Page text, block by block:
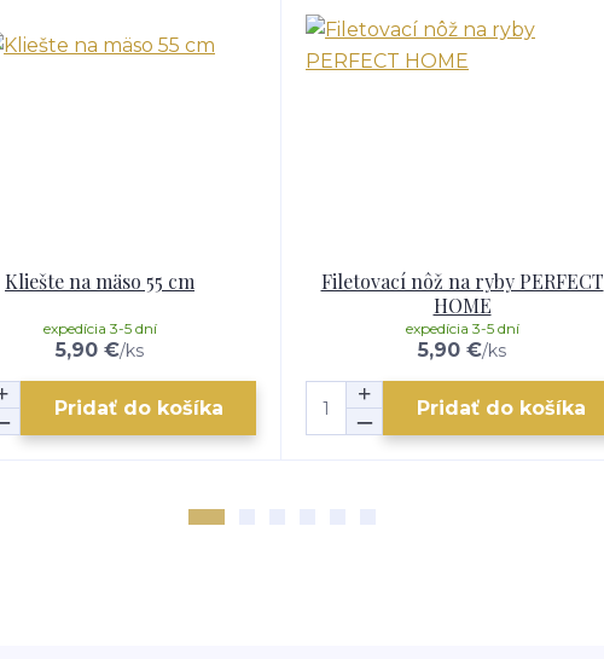
Kliešte na mäso 55 cm
5,90 €/ks
expedícia 3-5 dní
Pridať do košíka
Filetovací nôž na ryby PERFECT
HOME
5,90 €/ks
expedícia 3-5 dní
Pridať do košíka